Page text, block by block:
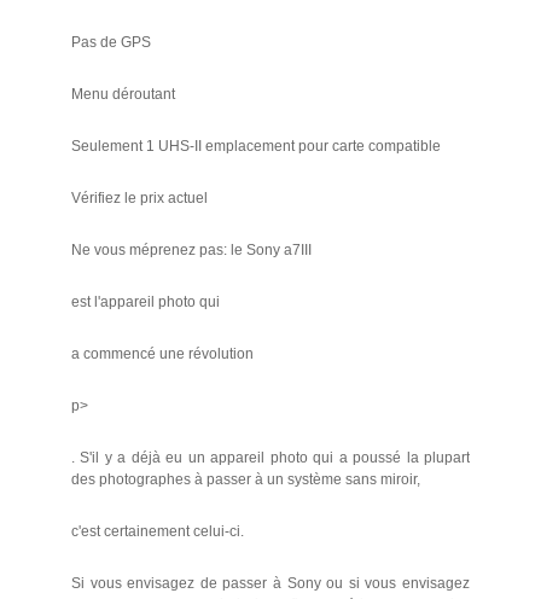
Pas de GPS
Menu déroutant
Seulement 1 UHS-II emplacement pour carte compatible
Vérifiez le prix actuel
Ne vous méprenez pas: le Sony a7III
est l'appareil photo qui
a commencé une révolution
p>
. S'il y a déjà eu un appareil photo qui a poussé la plupart
des photographes à passer à un système sans miroir,
c'est certainement celui-ci.
Si vous envisagez de passer à Sony ou si vous envisagez